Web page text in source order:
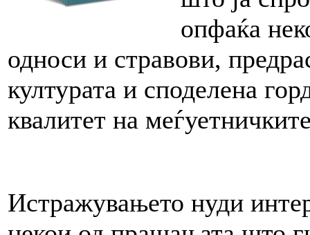
опфаќа
односи и стравови,
културата и споделена
квалитет на
Истражувањето нуди